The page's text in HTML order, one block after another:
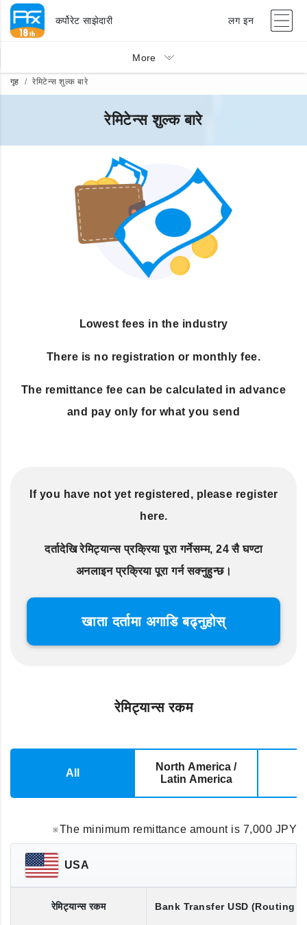
कर्पोरेट साझेदारी लग इन
More
गृह रेमिटेन्स शुल्क बारे
रेमिटेन्स शुल्क बारे
Lowest fees in the industry
There is no registration or monthly fee.
The remittance fee can be calculated in advance
and pay only for what you send
If you have not yet registered, please register
here.
दर्तादेखि रेमिट्यान्स प्रक्रिया पूरा गर्नेसम्म, 24 सै घण्टा
अनलाइन प्रक्रिया पूरा गर्न सक्नुहुन्छ।
खाता दर्तामा अगाडि बढ्नुहोस्
रेमिट्यान्स रकम
All
North America /
Latin America
※The minimum remittance amount is 7,000 JPY
USA
रेमिट्यान्स रकम Bank TransferUSD (Routing